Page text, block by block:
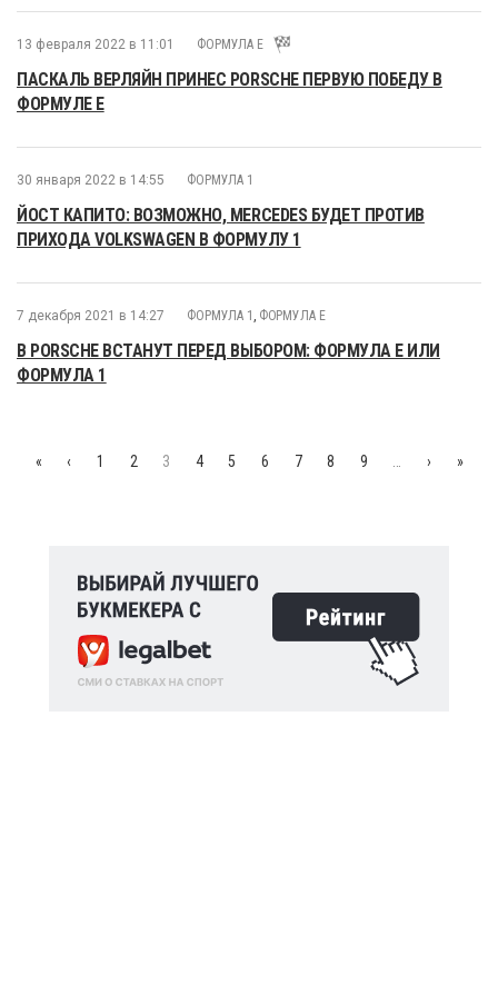
13 февраля 2022 в 11:01 ФОРМУЛА E
ПАСКАЛЬ ВЕРЛЯЙН ПРИНЕС PORSCHE ПЕРВУЮ ПОБЕДУ В
ФОРМУЛЕ E
30 января 2022 в 14:55 ФОРМУЛА 1
ЙОСТ КАПИТО: ВОЗМОЖНО, MERCEDES БУДЕТ ПРОТИВ
ПРИХОДА VOLKSWAGEN В ФОРМУЛУ 1
7 декабря 2021 в 14:27 ФОРМУЛА 1 , ФОРМУЛА E
В PORSCHE ВСТАНУТ ПЕРЕД ВЫБОРОМ: ФОРМУЛА Е ИЛИ
ФОРМУЛА 1
« ‹ 1 2 3 4 5 6 7 8 9 › »